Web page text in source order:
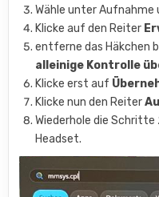
Wähle unter Aufnahme
Klicke auf den Reiter
entferne das Häkchen
alleinige Kontrolle
Klicke erst auf
Klicke nun den Reiter
Wiederhole die Schritte
Headset.